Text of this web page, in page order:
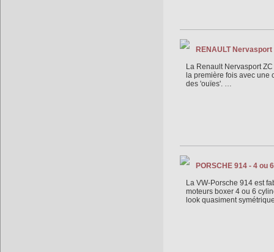
RENAULT
La Renault Nervasport
la première fois avec
des 'ouïes'. …
PORSCHE 914 - 4
La VW-Porsche 914 est
moteurs boxer 4 ou 6
look quasiment